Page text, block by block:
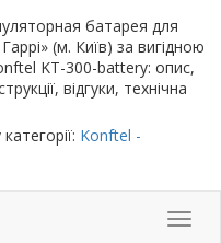
батарея для
(м. Київ) за вигідною
KT-300-battery: опис,
відгуки, технічна
Konftel -
Меню